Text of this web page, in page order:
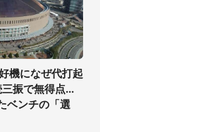
機になぜ代打起
振で無得点...
ベンチの「選